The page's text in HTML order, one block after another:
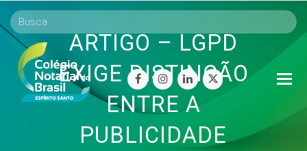
facebookinstagram
linkedintwitter
ARTIGO – LGPD
EXIGE DISTINÇÃO
ENTRE A
PUBLICIDADE